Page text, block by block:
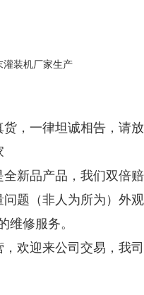
，一律坦诚相告，请放
新品产品，我们双倍赔
题（非人为所为）外
维修服务。
欢迎来公司交易，我司